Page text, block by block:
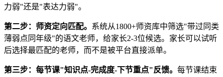
力弱"还是"表达力弱"。
第二步：师资定向匹配。 系统从1800+师资库中筛选"带过同类
薄弱点同年级"的语文老师，给家长2-3位候选。家长可以试听
后选择最匹配的老师，而不是被平台直接派单。
第三步：每节课"知识点-完成度-下节重点"反馈。 每节课结束